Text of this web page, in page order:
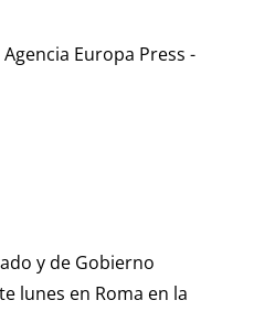
Europa Press -
y de Gobierno
lunes en Roma en la